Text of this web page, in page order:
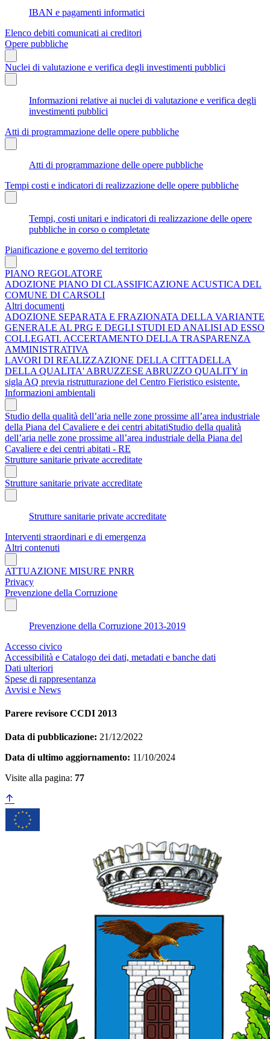
IBAN e pagamenti informatici
Elenco debiti comunicati ai creditori
Opere pubbliche
Nuclei di valutazione e verifica degli investimenti pubblici
Informazioni relative ai nuclei di valutazione e verifica degli
investimenti pubblici
Atti di programmazione delle opere pubbliche
Atti di programmazione delle opere pubbliche
Tempi costi e indicatori di realizzazione delle opere pubbliche
Tempi, costi unitari e indicatori di realizzazione delle opere
pubbliche in corso o completate
Pianificazione e governo del territorio
PIANO REGOLATORE
ADOZIONE PIANO DI CLASSIFICAZIONE ACUSTICA DEL
COMUNE DI CARSOLI
Altri documenti
ADOZIONE SEPARATA E FRAZIONATA DELLA VARIANTE
GENERALE AL PRG E DEGLI STUDI ED ANALISI AD ESSO
COLLEGATI. ACCERTAMENTO DELLA TRASPARENZA
AMMINISTRATIVA
LAVORI DI REALIZZAZIONE DELLA CITTADELLA
DELLA QUALITA' ABRUZZESE ABRUZZO QUALITY in
sigla AQ previa ristrutturazione del Centro Fieristico esistente.
Informazioni ambientali
Studio della qualità dell’aria nelle zone prossime all’area industriale
della Piana del Cavaliere e dei centri abitatiStudio della qualità
dell’aria nelle zone prossime all’area industriale della Piana del
Cavaliere e dei centri abitati - RE
Strutture sanitarie private accreditate
Strutture sanitarie private accreditate
Strutture sanitarie private accreditate
Interventi straordinari e di emergenza
Altri contenuti
ATTUAZIONE MISURE PNRR
Privacy
Prevenzione della Corruzione
Prevenzione della Corruzione 2013-2019
Accesso civico
Accessibilità e Catalogo dei dati, metadati e banche dati
Dati ulteriori
Spese di rappresentanza
Avvisi e News
Parere revisore CCDI 2013
Data di pubblicazione: 21/12/2022
Data di ultimo aggiornamento: 11/10/2024
Visite alla pagina: 77